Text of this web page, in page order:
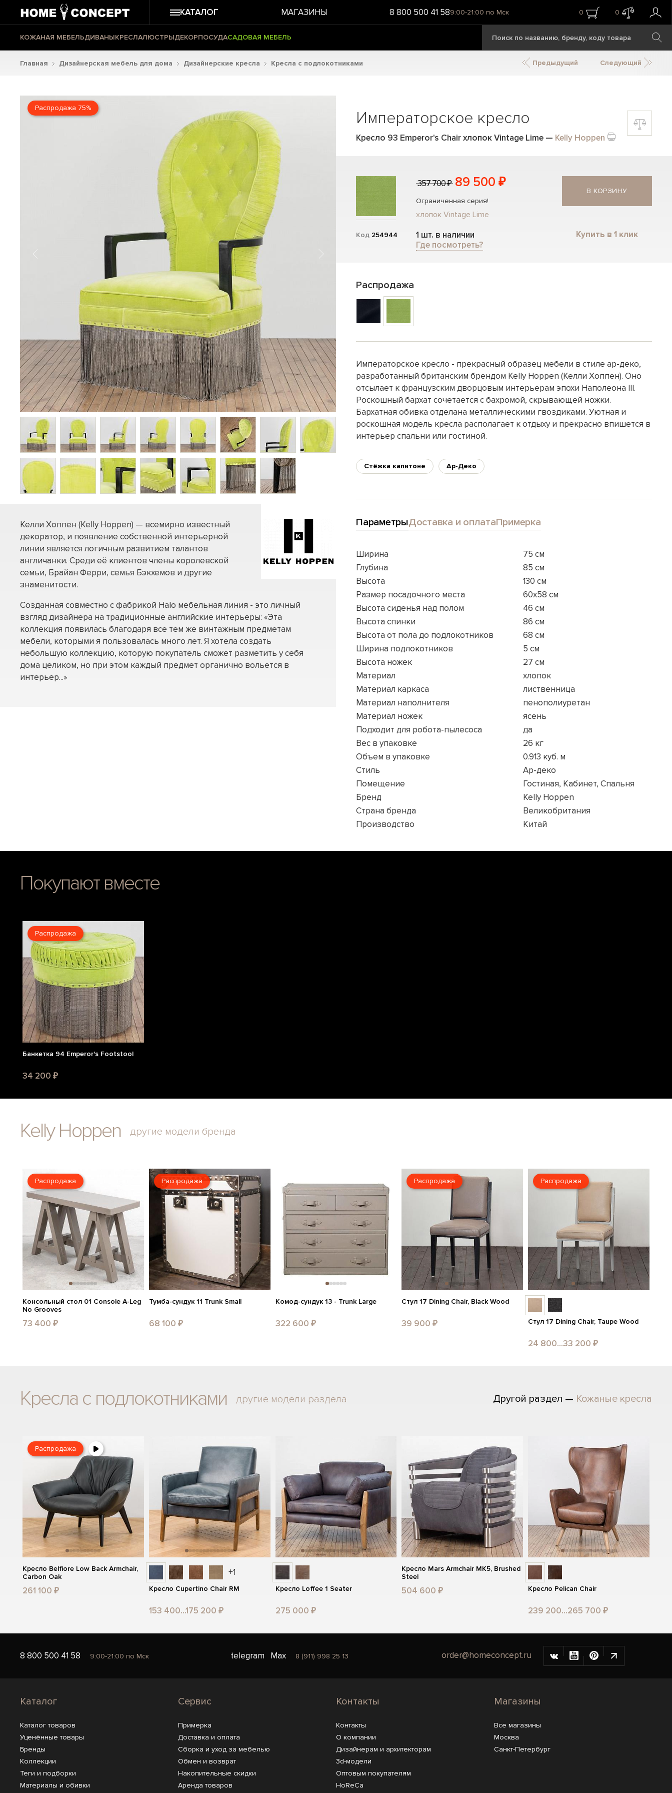
КАТАЛОГ МАГАЗИНЫ 8 800 500 41 589:00-21:00 по Мск 0 0
КОЖАНАЯ МЕБЕЛЬДИВАНЫКРЕСЛАЛЮСТРЫДЕКОРПОСУДАСАДОВАЯ МЕБЕЛЬ
Главная Дизайнерская мебель для дома Дизайнерские кресла Кресла с подлокотниками Предыдущий Следующий
Распродажа 75%
Келли Хоппен (Kelly Hoppen) — всемирно известный
декоратор, и появление собственной интерьерной
линии является логичным развитием талантов
англичанки. Среди её клиентов члены королевской
семьи, Брайан Ферри, семья Бэкхемов и другие
знаменитости.
Созданная совместно с фабрикой Halo мебельная линия - это личный
взгляд дизайнера на традиционные английские интерьеры: «Эта
коллекция появилась благодаря все тем же винтажным предметам
мебели, которыми я пользовалась много лет. Я хотела создать
небольшую коллекцию, которую покупатель сможет разметить у себя
дома целиком, но при этом каждый предмет органично вольется в
интерьер...»
Императорское кресло
Кресло 93 Emperor's Chair хлопок Vintage Lime — Kelly Hoppen
Код 254944
357 700 ₽ 89 500 ₽
Ограниченная серия!
хлопок Vintage Lime
1 шт. в наличии
Где посмотреть?
В КОРЗИНУ
Купить в 1 клик
Распродажа
Императорское кресло - прекрасный образец мебели в стиле ар-деко,
разработанный британским брендом Kelly Hoppen (Келли Хоппен). Оно
отсылает к французским дворцовым интерьерам эпохи Наполеона III.
Роскошный бархат сочетается с бахромой, скрывающей ножки.
Бархатная обивка отделана металлическими гвоздиками. Уютная и
роскошная модель кресла располагает к отдыху и прекрасно впишется в
интерьер спальни или гостиной.
Стёжка капитоне Ар-Деко
ПараметрыДоставка и оплатаПримерка
Ширина
75 см
Глубина
85 см
Высота
130 см
Размер посадочного места
60x58 см
Высота сиденья над полом
46 см
Высота спинки
86 см
Высота от пола до подлокотников
68 см
Ширина подлокотников
5 см
Высота ножек
27 см
Материал
хлопок
Материал каркаса
лиственница
Материал наполнителя
пенополиуретан
Материал ножек
ясень
Подходит для робота-пылесоса
да
Вес в упаковке
26 кг
Объем в упаковке
0.913 куб. м
Стиль
Ар-деко
Помещение
Гостиная, Кабинет, Спальня
Бренд
Kelly Hoppen
Страна бренда
Великобритания
Производство
Китай
Покупают вместе
Распродажа
Банкетка 94 Emperor's Footstool
34 200 ₽
Kelly Hoppen другие модели бренда
Распродажа
Консольный стол 01 Console A-Leg
No Grooves
73 400 ₽
Распродажа
Тумба-сундук 11 Trunk Small
68 100 ₽
Комод-сундук 13 - Trunk Large
322 600 ₽
Распродажа
Стул 17 Dining Chair, Black Wood
39 900 ₽
Распродажа
Стул 17 Dining Chair, Taupe Wood
24 800...33 200 ₽
Кресла с подлокотниками другие модели раздела Другой раздел — Кожаные кресла
Распродажа
Кресло Belfiore Low Back Armchair,
Carbon Oak
261 100 ₽
+1
Кресло Cupertino Chair RM
153 400...175 200 ₽
Кресло Loffee 1 Seater
275 000 ₽
Кресло Mars Armchair MK5, Brushed
Steel
504 600 ₽ Кресло Pelican Chair
239 200...265 700 ₽
8 800 500 41 58 9:00-21:00 по Мск telegram Max 8 (911) 998 25 13 order@homeconcept.ru
Каталог
Каталог товаров
Уценённые товары
Бренды
Коллекции
Теги и подборки
Материалы и обивки
Сервис
Примерка
Доставка и оплата
Сборка и уход за мебелью
Обмен и возврат
Накопительные скидки
Аренда товаров
Контакты
Контакты
О компании
Дизайнерам и архитекторам
3d-модели
Оптовым покупателям
HoReCa
Магазины
Все магазины
Москва
Санкт-Петербург